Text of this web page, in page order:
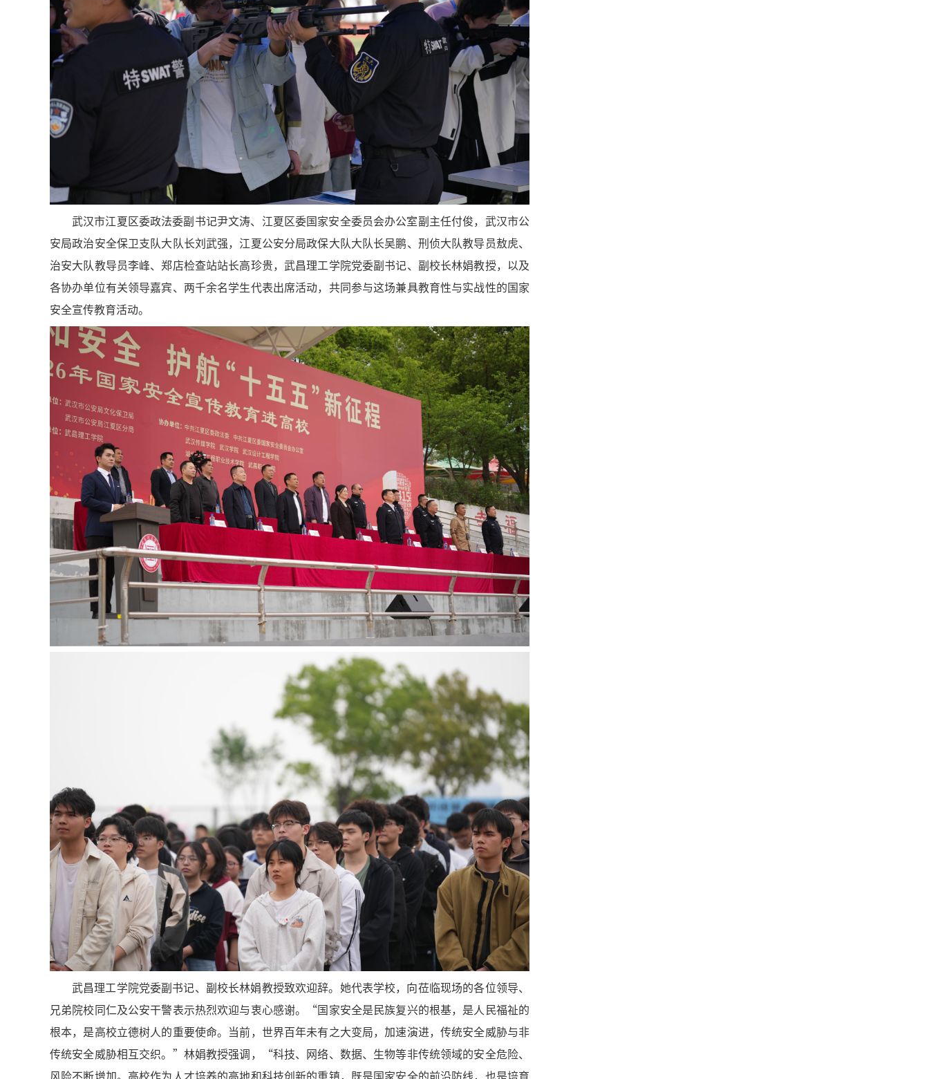
武汉市江夏区委政法委副书记尹文涛、江夏区委国家安全委员会办公室副主任付俊，武汉市公
安局政治安全保卫支队大队长刘武强，江夏公安分局政保大队大队长吴鹏、刑侦大队教导员敖虎、
治安大队教导员李峰、郑店检查站站长高珍贵，武昌理工学院党委副书记、副校长林娟教授，以及
各协办单位有关领导嘉宾、两千余名学生代表出席活动，共同参与这场兼具教育性与实战性的国家
安全宣传教育活动。
武昌理工学院党委副书记、副校长林娟教授致欢迎辞。她代表学校，向莅临现场的各位领导、
兄弟院校同仁及公安干警表示热烈欢迎与衷心感谢。“国家安全是民族复兴的根基，是人民福祉的
根本，是高校立德树人的重要使命。当前，世界百年未有之大变局，加速演进，传统安全威胁与非
传统安全威胁相互交织。”林娟教授强调，“科技、网络、数据、生物等非传统领域的安全危险、
风险不断增加。高校作为人才培养的高地和科技创新的重镇，既是国家安全的前沿防线，也是培育